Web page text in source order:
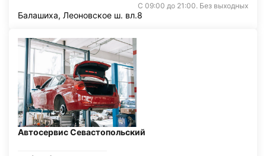
С 09:00 до 21:00. Без выходных
Балашиха, Леоновское ш. вл.8
Автосервис Севастопольский